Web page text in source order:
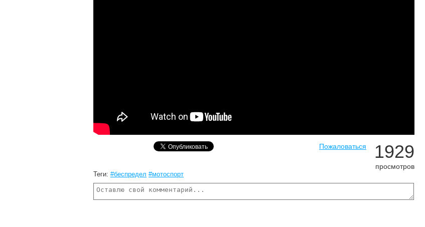
Пожаловаться 1929
просмотров
Теги: #беспредел #мотоспорт